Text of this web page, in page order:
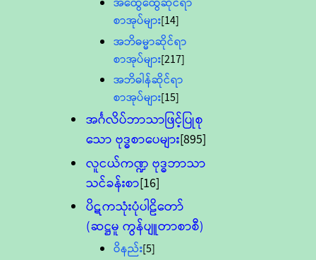
စာအုပ်များ[14]
အဘိဓမ္မာဆိုင်ရာ
စာအုပ်များ[217]
အဘိဓါန်ဆိုင်ရာ
စာအုပ်များ[15]
အင်္ဂလိပ်ဘာသာဖြင့်ပြုစု
သော ဗုဒ္ဓစာပေများ[895]
လူငယ်ကဏ္ဍ ဗုဒ္ဓဘာသာ
သင်ခန်းစာ[16]
ပိဋကသုံးပုံပါဠိတော်
(ဆဋ္ဌမူ ကွန်ပျူတာစာစီ)
ဝိနည်း[5]